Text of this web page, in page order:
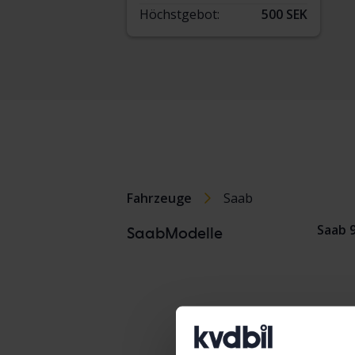
Höchstgebot: 500 SEK
Fahrzeuge Saab
SaabModelle Saab